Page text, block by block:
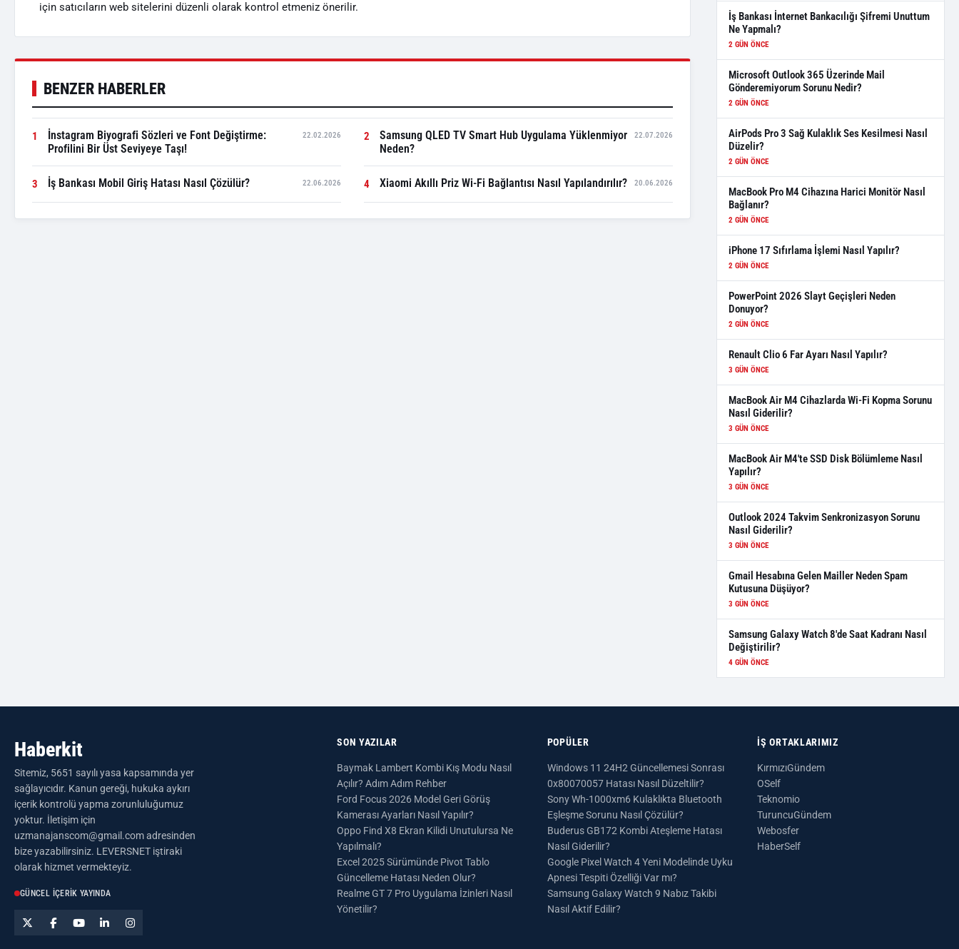
için satıcıların web sitelerini düzenli olarak kontrol etmeniz önerilir.
BENZER HABERLER
1
İnstagram Biyografi Sözleri ve Font Değiştirme:
Profilini Bir Üst Seviyeye Taşı!
22.02.2026 2
Samsung QLED TV Smart Hub Uygulama Yüklenmiyor
Neden?
22.07.2026
3 İş Bankası Mobil Giriş Hatası Nasıl Çözülür? 22.06.2026 4 Xiaomi Akıllı Priz Wi-Fi Bağlantısı Nasıl Yapılandırılır? 20.06.2026
İş Bankası İnternet Bankacılığı Şifremi Unuttum
Ne Yapmalı?
2 GÜN ÖNCE
Microsoft Outlook 365 Üzerinde Mail
Gönderemiyorum Sorunu Nedir?
2 GÜN ÖNCE
AirPods Pro 3 Sağ Kulaklık Ses Kesilmesi Nasıl
Düzelir?
2 GÜN ÖNCE
MacBook Pro M4 Cihazına Harici Monitör Nasıl
Bağlanır?
2 GÜN ÖNCE
iPhone 17 Sıfırlama İşlemi Nasıl Yapılır?
2 GÜN ÖNCE
PowerPoint 2026 Slayt Geçişleri Neden
Donuyor?
2 GÜN ÖNCE
Renault Clio 6 Far Ayarı Nasıl Yapılır?
3 GÜN ÖNCE
MacBook Air M4 Cihazlarda Wi-Fi Kopma Sorunu
Nasıl Giderilir?
3 GÜN ÖNCE
MacBook Air M4'te SSD Disk Bölümleme Nasıl
Yapılır?
3 GÜN ÖNCE
Outlook 2024 Takvim Senkronizasyon Sorunu
Nasıl Giderilir?
3 GÜN ÖNCE
Gmail Hesabına Gelen Mailler Neden Spam
Kutusuna Düşüyor?
3 GÜN ÖNCE
Samsung Galaxy Watch 8'de Saat Kadranı Nasıl
Değiştirilir?
4 GÜN ÖNCE
Haberkit
Sitemiz, 5651 sayılı yasa kapsamında yer
sağlayıcıdır. Kanun gereği, hukuka aykırı
içerik kontrolü yapma zorunluluğumuz
yoktur. İletişim için
uzmanajanscom@gmail.com adresinden
bize yazabilirsiniz. LEVERSNET iştiraki
olarak hizmet vermekteyiz.
GÜNCEL İÇERIK YAYINDA
SON YAZILAR
Baymak Lambert Kombi Kış Modu Nasıl
Açılır? Adım Adım Rehber
Ford Focus 2026 Model Geri Görüş
Kamerası Ayarları Nasıl Yapılır?
Oppo Find X8 Ekran Kilidi Unutulursa Ne
Yapılmalı?
Excel 2025 Sürümünde Pivot Tablo
Güncelleme Hatası Neden Olur?
Realme GT 7 Pro Uygulama İzinleri Nasıl
Yönetilir?
POPÜLER
Windows 11 24H2 Güncellemesi Sonrası
0x80070057 Hatası Nasıl Düzeltilir?
Sony Wh-1000xm6 Kulaklıkta Bluetooth
Eşleşme Sorunu Nasıl Çözülür?
Buderus GB172 Kombi Ateşleme Hatası
Nasıl Giderilir?
Google Pixel Watch 4 Yeni Modelinde Uyku
Apnesi Tespiti Özelliği Var mı?
Samsung Galaxy Watch 9 Nabız Takibi
Nasıl Aktif Edilir?
İŞ ORTAKLARIMIZ
KırmızıGündem
OSelf
Teknomio
TuruncuGündem
Webosfer
HaberSelf